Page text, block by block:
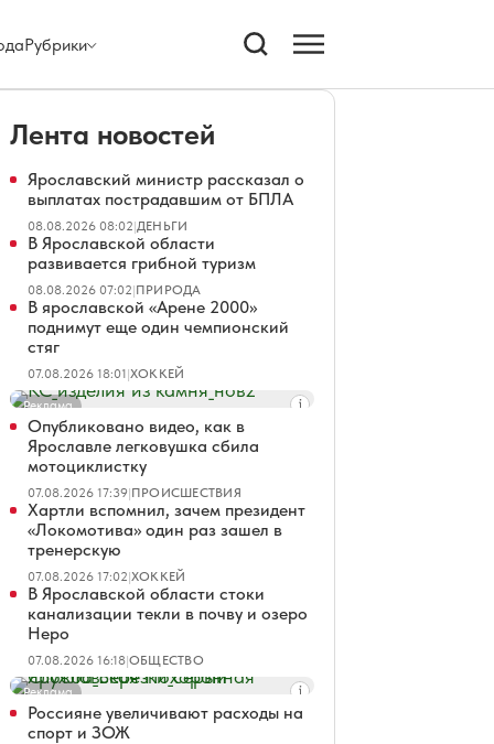
Рубрики
Лента новостей
Ярославский министр рассказал о
выплатах пострадавшим от БПЛА
08.08.2026 08:02|ДЕНЬГИ
В Ярославской области
развивается грибной туризм
08.08.2026 07:02|ПРИРОДА
В ярославской «Арене 2000»
поднимут еще один чемпионский
стяг
07.08.2026 18:01|ХОККЕЙ
Реклама
Опубликовано видео, как в
Ярославле легковушка сбила
мотоциклистку
07.08.2026 17:39|ПРОИСШЕСТВИЯ
Хартли вспомнил, зачем президент
«Локомотива» один раз зашел в
тренерскую
07.08.2026 17:02|ХОККЕЙ
В Ярославской области стоки
канализации текли в почву и озеро
Неро
07.08.2026 16:18|ОБЩЕСТВО
Реклама
Россияне увеличивают расходы на
спорт и ЗОЖ